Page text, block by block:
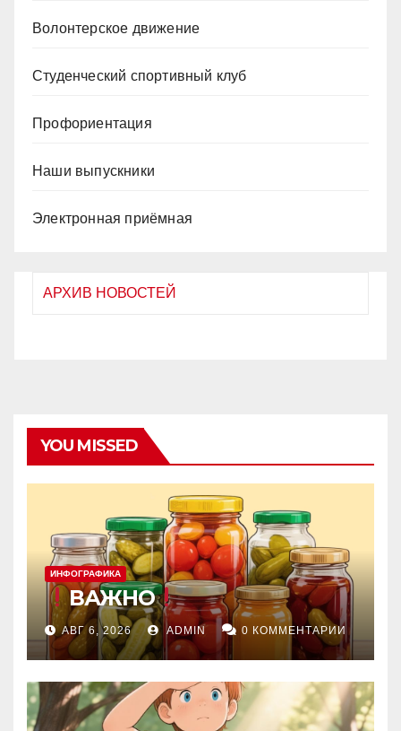
Волонтерское движение
Студенческий спортивный клуб
Профориентация
Наши выпускники
Электронная приёмная
АРХИВ НОВОСТЕЙ
YOU MISSED
ИНФОГРАФИКА
ВАЖНО
АВГ 6, 2026 ADMIN 0 КОММЕНТАРИИ